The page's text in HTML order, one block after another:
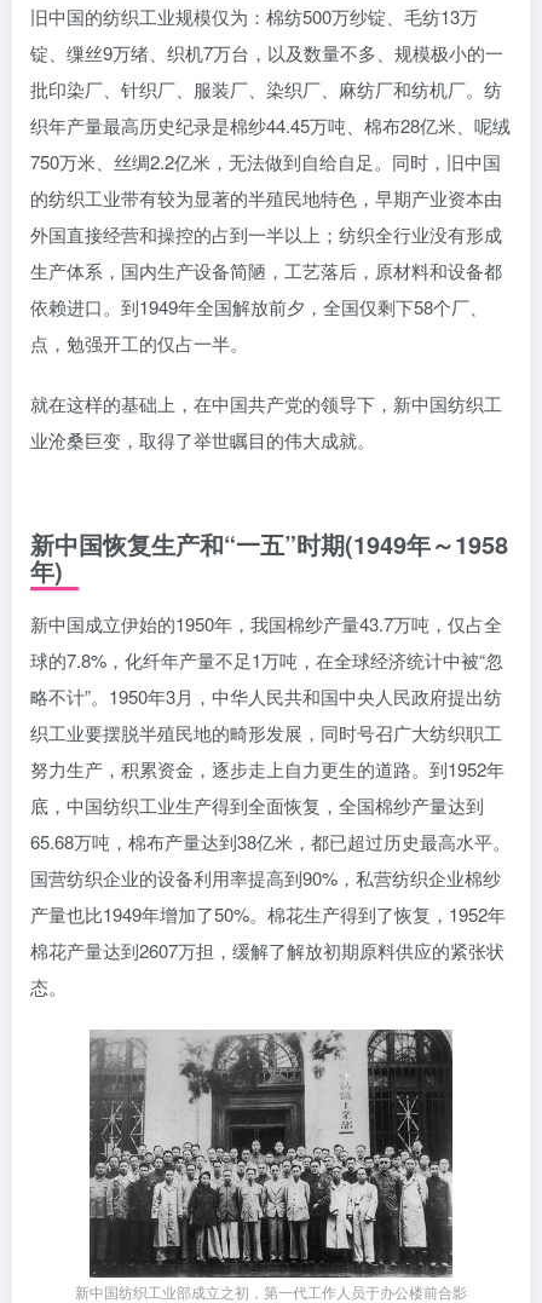
旧中国的纺织工业规模仅为：棉纺500万纱锭、毛纺13万
锭、缫丝9万绪、织机7万台，以及数量不多、规模极小的一
批印染厂、针织厂、服装厂、染织厂、麻纺厂和纺机厂。纺
织年产量最高历史纪录是棉纱44.45万吨、棉布28亿米、呢绒
750万米、丝绸2.2亿米，无法做到自给自足。同时，旧中国
的纺织工业带有较为显著的半殖民地特色，早期产业资本由
外国直接经营和操控的占到一半以上；纺织全行业没有形成
生产体系，国内生产设备简陋，工艺落后，原材料和设备都
依赖进口。到1949年全国解放前夕，全国仅剩下58个厂、
点，勉强开工的仅占一半。
就在这样的基础上，在中国共产党的领导下，新中国纺织工
业沧桑巨变，取得了举世瞩目的伟大成就。
新中国恢复生产和“一五”时期(1949年～1958
年)
新中国成立伊始的1950年，我国棉纱产量43.7万吨，仅占全
球的7.8%，化纤年产量不足1万吨，在全球经济统计中被“忽
略不计”。1950年3月，中华人民共和国中央人民政府提出纺
织工业要摆脱半殖民地的畸形发展，同时号召广大纺织职工
努力生产，积累资金，逐步走上自力更生的道路。到1952年
底，中国纺织工业生产得到全面恢复，全国棉纱产量达到
65.68万吨，棉布产量达到38亿米，都已超过历史最高水平。
国营纺织企业的设备利用率提高到90%，私营纺织企业棉纱
产量也比1949年增加了50%。棉花生产得到了恢复，1952年
棉花产量达到2607万担，缓解了解放初期原料供应的紧张状
态。
新中国纺织工业部成立之初，第一代工作人员于办公楼前合影